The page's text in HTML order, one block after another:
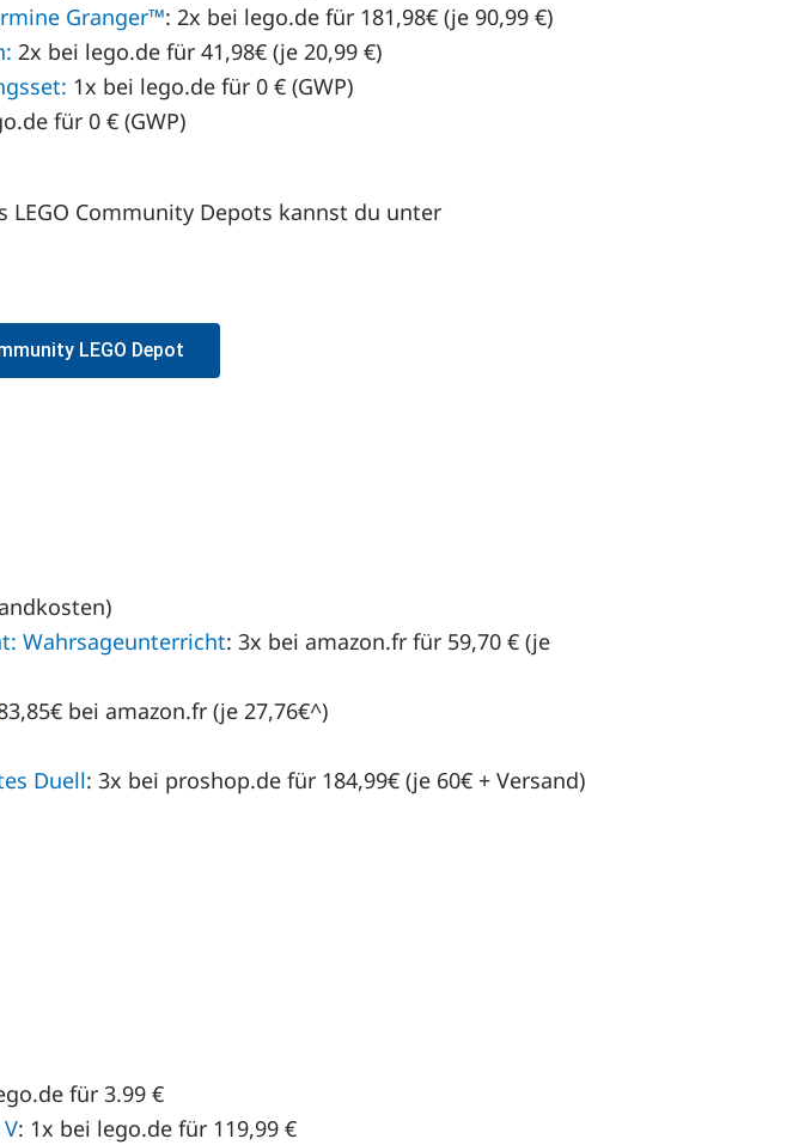
Granger™: 2x bei lego.de für 181,98€ (je 90,99 €)
2x bei lego.de für 41,98€ (je 20,99 €)
1x bei lego.de für 0 € (GWP)
für 0 € (GWP)
Community Depots kannst du unter
LEGO Depot
Wahrsageunterricht: 3x bei amazon.fr für 59,70 € (je
bei amazon.fr (je 27,76€^)
Duell: 3x bei proshop.de für 184,99€ (je 60€ + Versand)
für 3.99 €
: 1x bei lego.de für 119,99 €